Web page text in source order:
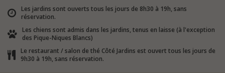
Les jardins sont ouverts tous les jours de 8h30 à 19h, sans
réservation.
Les chiens sont admis dans les jardins, tenus en laisse (à l'exception
des Pique-Niques Blancs)
Le restaurant / salon de thé Côté Jardins est ouvert tous les jours de
9h30 à 19h, sans réservation.